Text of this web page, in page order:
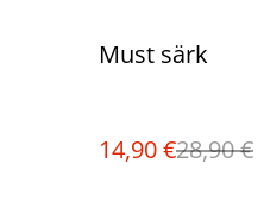
%
Must särk
14,90 €28,90 €